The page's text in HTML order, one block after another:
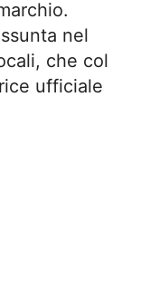
nel
che col
ufficiale